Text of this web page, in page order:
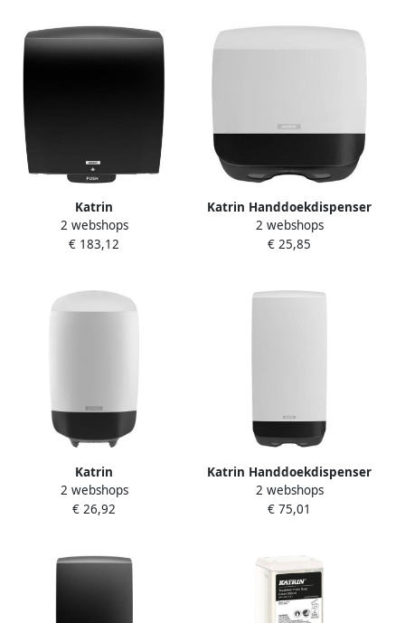
Katrin
Handdoekroldispenser
systeemrol elektrisch zwart
2 webshops
€ 183,12
Katrin Handdoekdispenser
klein wit 88942
2 webshops
€ 25,85
Katrin
Poetspapierdispenser klein
wit 82209
2 webshops
€ 26,92
Katrin Handdoekdispenser
extra groot wit 89727
2 webshops
€ 75,01